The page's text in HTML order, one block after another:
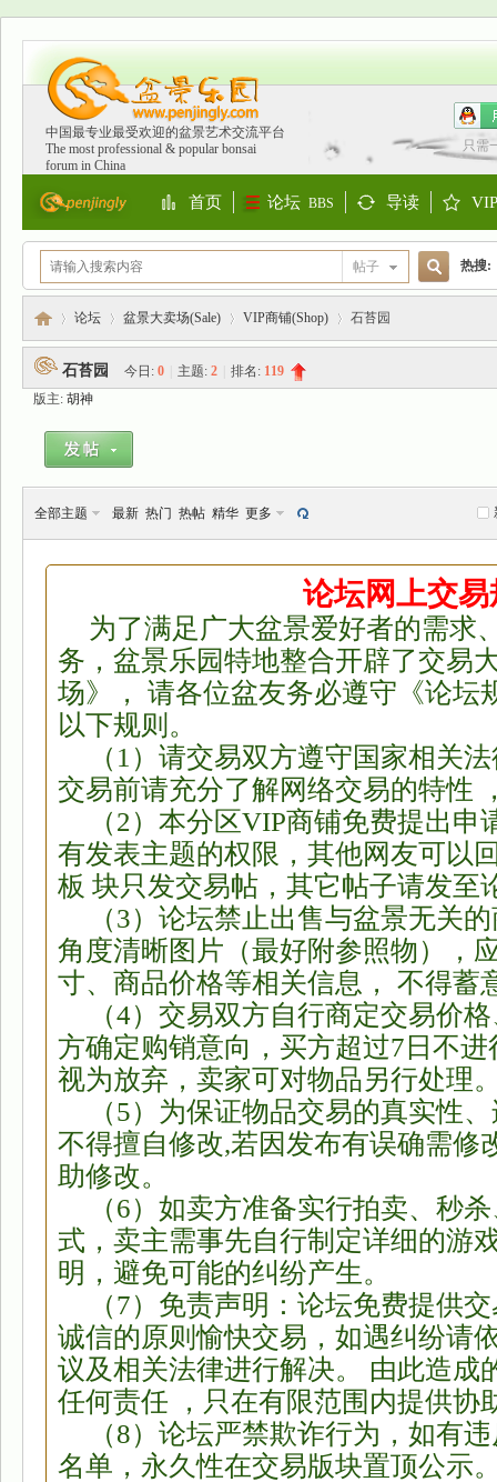
中国最专业最受欢迎的盆景艺术交流平台
The most professional & popular bonsai
forum in China
只需
首页 论坛 BBS 导读
帖子
搜
热搜:
论坛 盆景大卖场(Sale) VIP商铺(Shop) 石苔园
石苔园 今日: 0 主题: 2 排名: 119
版主: 胡神
全部主题 最新 热门 热帖 精华 更多
论坛网上交易
为了满足广大盆景爱好者的需求
务，盆景乐园特地整合开辟了交
场》， 请各位盆友务必遵守《论坛
以下规则。
（1）请交易双方遵守国家相关
交易前请充分了解网络交易的特性
（2）本分区VIP商铺免费提出
有发表主题的权限，其他网友可以
板 块只发交易帖，其它帖子请发至
（3）论坛禁止出售与盆景无关
角度清晰图片（最好附参照物），
寸、商品价格等相关信息， 不得蓄
（4）交易双方自行商定交易价
方确定购销意向，买方超过7日不
视为放弃，卖家可对物品另行处理
（5）为保证物品交易的真实性
不得擅自修改,若因发布有误确需修
助修改。
（6）如卖方准备实行拍卖、秒
式，卖主需事先自行制定详细的游
明，避免可能的纠纷产生。
（7）免责声明：论坛免费提供
诚信的原则愉快交易，如遇纠纷请
议及相关法律进行解决。 由此造成
任何责任 ，只在有限范围内提供协
（8）论坛严禁欺诈行为，如有
名单，永久性在交易版块置顶公示